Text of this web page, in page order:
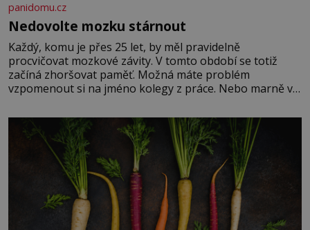
panidomu.cz
Nedovolte mozku stárnout
Každý, komu je přes 25 let, by měl pravidelně
procvičovat mozkové závity. V tomto období se totiž
začíná zhoršovat paměť. Možná máte problém
vzpomenout si na jméno kolegy z práce. Nebo marně v
Je to opravdu tak, s věkem jako kdyby se paměť
rozhodla stávkovat. Cvičte